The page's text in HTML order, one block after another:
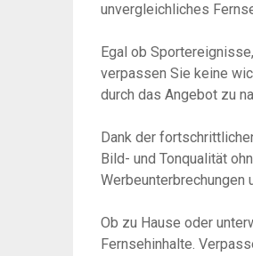
unvergleichliches
Egal ob
verpassen Sie keine
durch das Angebot zu
Dank der
Bild- und Tonqualität
Werbeunterbrechungen
Ob zu Hause oder
Fernsehinhalte.